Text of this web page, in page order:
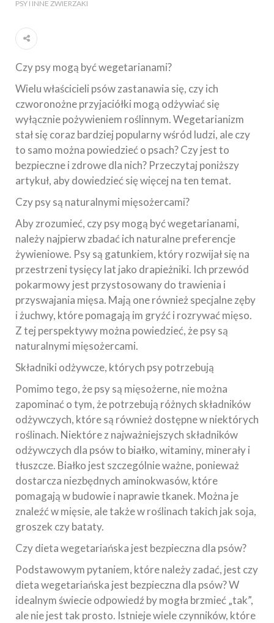
PSY I INNE ZWIERZAKI
Czy psy mogą być wegetarianami?
Wielu właścicieli psów zastanawia się, czy ich
czworonożne przyjaciółki mogą odżywiać się
wyłącznie pożywieniem roślinnym. Wegetarianizm
stał się coraz bardziej popularny wśród ludzi, ale czy
to samo można powiedzieć o psach? Czy jest to
bezpieczne i zdrowe dla nich? Przeczytaj poniższy
artykuł, aby dowiedzieć się więcej na ten temat.
Czy psy są naturalnymi mięsożercami?
Aby zrozumieć, czy psy mogą być wegetarianami,
należy najpierw zbadać ich naturalne preferencje
żywieniowe. Psy są gatunkiem, który rozwijał się na
przestrzeni tysięcy lat jako drapieżniki. Ich przewód
pokarmowy jest przystosowany do trawienia i
przyswajania mięsa. Mają one również specjalne zęby
i żuchwy, które pomagają im gryźć i rozrywać mięso.
Z tej perspektywy można powiedzieć, że psy są
naturalnymi mięsożercami.
Składniki odżywcze, których psy potrzebują
Pomimo tego, że psy są mięsożerne, nie można
zapominać o tym, że potrzebują różnych składników
odżywczych, które są również dostępne w niektórych
roślinach. Niektóre z najważniejszych składników
odżywczych dla psów to białko, witaminy, minerały i
tłuszcze. Białko jest szczególnie ważne, ponieważ
dostarcza niezbędnych aminokwasów, które
pomagają w budowie i naprawie tkanek. Można je
znaleźć w mięsie, ale także w roślinach takich jak soja,
groszek czy bataty.
Czy dieta wegetariańska jest bezpieczna dla psów?
Podstawowym pytaniem, które należy zadać, jest czy
dieta wegetariańska jest bezpieczna dla psów? W
idealnym świecie odpowiedź by mogła brzmieć „tak”,
ale nie jest tak prosto. Istnieje wiele czynników, które